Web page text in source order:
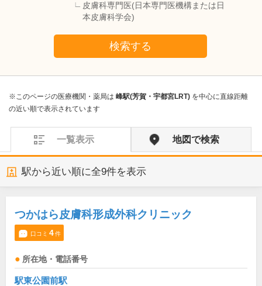
皮膚科専門医(日本専門医機構または日
本皮膚科学会)
検索する
※このページの医療機関・薬局は 峰駅(芳賀・宇都宮LRT) を中心に直線距離
の近い順で表示されています
一覧表示 地図で検索
駅から近い順に全9件を表示
つかはら皮膚科形成外科クリニック
口コミ 4件
所在地・電話番号
駅東公園前駅